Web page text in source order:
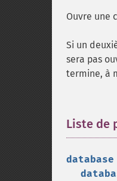
Ouvre une
Si un
sera pas
termine, à
Liste de
database